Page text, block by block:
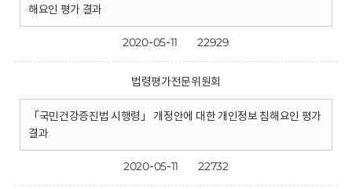
해요인 평가 결과
2020-05-11 22929
법령평가전문위원회
「국민건강증진법 시행령」 개정안에 대한 개인정보 침해요인 평가
결과
2020-05-11 22732